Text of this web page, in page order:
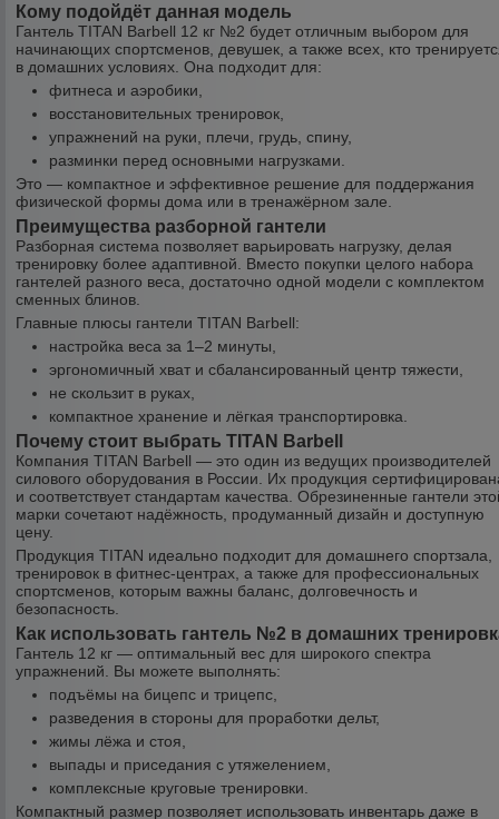
Кому подойдёт данная модель
Гантель TITAN Barbell 12 кг №2 будет отличным выбором для
начинающих спортсменов, девушек, а также всех, кто
в домашних условиях. Она подходит для:
фитнеса и аэробики,
восстановительных тренировок,
упражнений на руки, плечи, грудь, спину,
разминки перед основными нагрузками.
Это — компактное и эффективное решение для поддержания
физической формы дома или в тренажёрном зале.
Преимущества разборной гантели
Разборная система позволяет варьировать нагрузку, делая
тренировку более адаптивной. Вместо покупки целого набора
гантелей разного веса, достаточно одной модели с комплектом
сменных блинов.
Главные плюсы гантели TITAN Barbell:
настройка веса за 1–2 минуты,
эргономичный хват и сбалансированный центр тяжести,
не скользит в руках,
компактное хранение и лёгкая транспортировка.
Почему стоит выбрать TITAN Barbell
Компания TITAN Barbell — это один из ведущих производителей
силового оборудования в России. Их продукция
и соответствует стандартам качества. Обрезиненные гантели
марки сочетают надёжность, продуманный дизайн и доступную
цену.
Продукция TITAN идеально подходит для домашнего спортзала,
тренировок в фитнес-центрах, а также для профессиональных
спортсменов, которым важны баланс, долговечность и
безопасность.
Как использовать гантель №2 в домашних
Гантель 12 кг — оптимальный вес для широкого спектра
упражнений. Вы можете выполнять:
подъёмы на бицепс и трицепс,
разведения в стороны для проработки дельт,
жимы лёжа и стоя,
выпады и приседания с утяжелением,
комплексные круговые тренировки.
Компактный размер позволяет использовать инвентарь даже в